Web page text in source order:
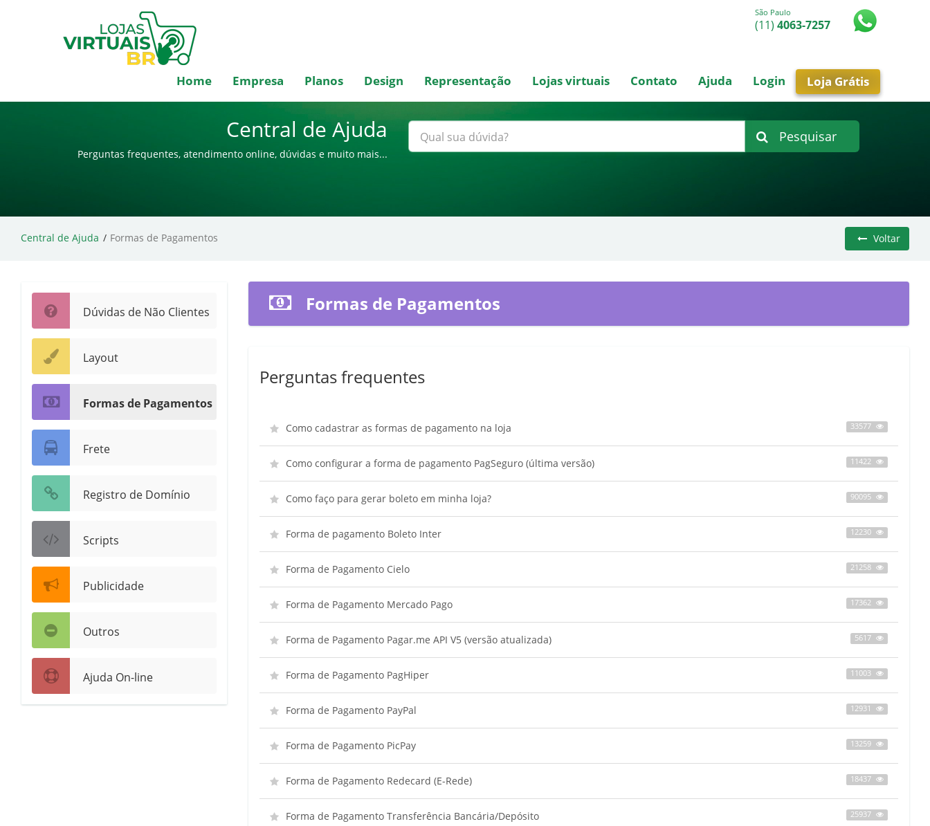
São Paulo
(11) 4063-7257
Home Empresa Planos Design Representação Lojas virtuais Contato Ajuda Login Loja Grátis
Central de Ajuda
Perguntas frequentes, atendimento online, dúvidas e muito mais...
Pesquisar
Central de Ajuda Formas de Pagamentos Voltar
Dúvidas de Não Clientes
Layout
Formas de Pagamentos
Frete
Registro de Domínio
Scripts
Publicidade
Outros
Ajuda On-line
Formas de Pagamentos
Perguntas frequentes
Como cadastrar as formas de pagamento na loja 33577
Como configurar a forma de pagamento PagSeguro (última versão) 11422
Como faço para gerar boleto em minha loja? 90095
Forma de pagamento Boleto Inter 12230
Forma de Pagamento Cielo 21258
Forma de Pagamento Mercado Pago 17362
Forma de Pagamento Pagar.me API V5 (versão atualizada) 5617
Forma de Pagamento PagHiper 11003
Forma de Pagamento PayPal 12931
Forma de Pagamento PicPay 13259
Forma de Pagamento Redecard (E-Rede) 18437
Forma de Pagamento Transferência Bancária/Depósito 25937